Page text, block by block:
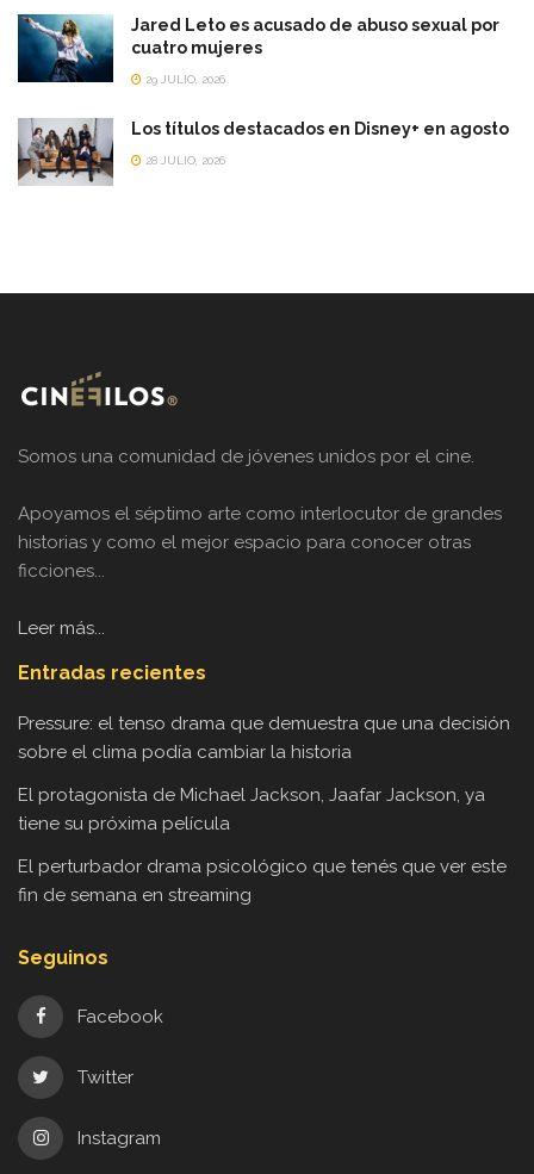
Jared Leto es acusado de abuso sexual por
cuatro mujeres
29 JULIO, 2026
Los títulos destacados en Disney+ en agosto
28 JULIO, 2026
Somos una comunidad de jóvenes unidos por el cine.
Apoyamos el séptimo arte como interlocutor de grandes
historias y como el mejor espacio para conocer otras
ficciones...
Leer más...
Entradas recientes
Pressure: el tenso drama que demuestra que una decisión
sobre el clima podía cambiar la historia
El protagonista de Michael Jackson, Jaafar Jackson, ya
tiene su próxima película
El perturbador drama psicológico que tenés que ver este
fin de semana en streaming
Seguinos
Facebook
Twitter
Instagram